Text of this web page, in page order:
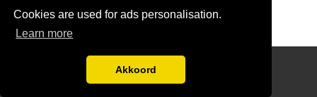
Cookies are used for ads personalisation.
Learn more
Akkoord